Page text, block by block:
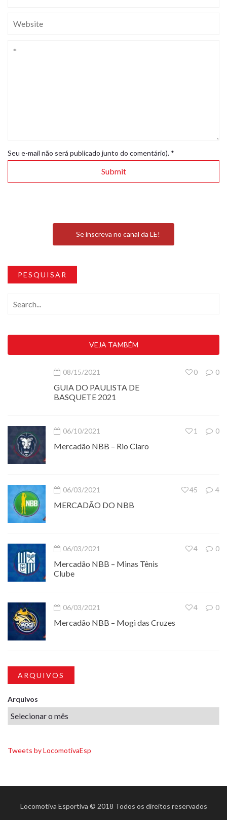
Seu e-mail não será publicado junto do comentário). *
Se inscreva no canal da LE!
PESQUISAR
VEJA TAMBÉM
08/15/2021 0
0
GUIA DO PAULISTA DE
BASQUETE 2021
06/10/2021 0
1
Mercadão NBB – Rio Claro
06/03/2021 4
45
MERCADÃO DO NBB
06/03/2021 0
4
Mercadão NBB – Minas Tênis
Clube
06/03/2021 0
4
Mercadão NBB – Mogi das Cruzes
ARQUIVOS
Arquivos
Tweets by LocomotivaEsp
Locomotiva Esportiva © 2018 Todos os direitos reservados